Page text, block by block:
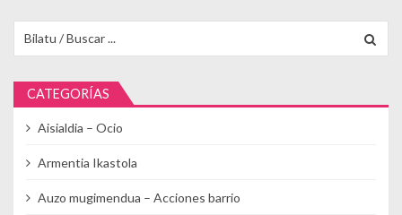
CATEGORÍAS
Aisialdia – Ocio
Armentia Ikastola
Auzo mugimendua – Acciones barrio